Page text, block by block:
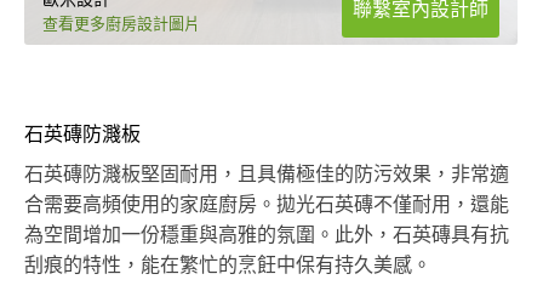
查看更多廚房設計圖片
聯繫室內設計師
石英磚防濺板
石英磚防濺板堅固耐用，且具備極佳的防污效果，非常適
合需要高頻使用的家庭廚房。拋光石英磚不僅耐用，還能
為空間增加一份穩重與高雅的氛圍。此外，石英磚具有抗
刮痕的特性，能在繁忙的烹飪中保有持久美感。